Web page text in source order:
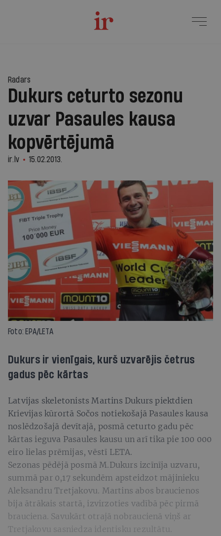
Radars
Dukurs ceturto sezonu
uzvar Pasaules kausa
kopvērtējumā
ir.lv 15.02.2013.
Foto: EPA/LETA
Dukurs ir vienīgais, kurš uzvarējis četrus
gadus pēc kārtas
Latvijas skeletonists Martins Dukurs piektdien
Krievijas kūrortā Sočos notiekošajā Pasaules kausa
noslēdzošajā devītajā, posmā ceturto gadu pēc
kārtas ieguva Pasaules kausu un arī tika pie 100 000
eiro lielas prēmijas, vēstī LETA.
Sezonas pēdējā posmā M.Dukurs izcīnīja uzvaru,
summā par 0,17 sekundēm apsteidzot mājinieku
Aleksandru Tretjakovu. Martins abos braucienos
bija ātrākais startā, izvirzoties vadībā pēc pirmā
brauciena. Savukārt otrajā nobraucienā viņš ar
Tretjakovu sasniedza identisku rezultātu.